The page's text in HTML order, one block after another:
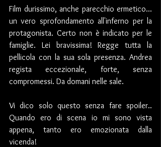
Film durissimo, anche parecchio ermetico...
un vero sprofondamento all'inferno per la
protagonista. Certo non è indicato per le
famiglie. Lei bravissima! Regge tutta la
pellicola con la sua sola presenza. Andrea
regista eccezionale, forte, senza
compromessi. Da domani nelle sale.
Vi dico solo questo senza fare spoiler..
Quando ero di scena io mi sono vista
appena, tanto ero emozionata dalla
vicenda!